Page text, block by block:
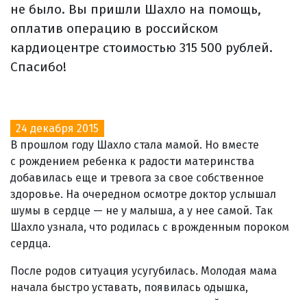
не было. Вы пришли Шахло на помощь,
оплатив операцию в российском
кардиоцентре стоимостью 315 500 рублей.
Спасибо!
24 декабря 2015
В прошлом году Шахло стала мамой. Но вместе
с рождением ребенка к радости материнства
добавилась еще и тревога за свое собственное
здоровье. На очередном осмотре доктор услышал
шумы в сердце — не у малыша, а у нее самой. Так
Шахло узнала, что родилась с врожденным пороком
сердца.
После родов ситуация усугубилась. Молодая мама
начала быстро уставать, появилась одышка,